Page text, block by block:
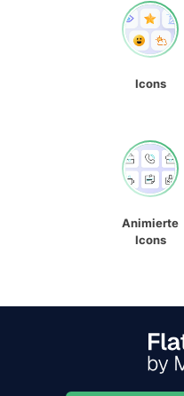
Icons
Animierte
Icons